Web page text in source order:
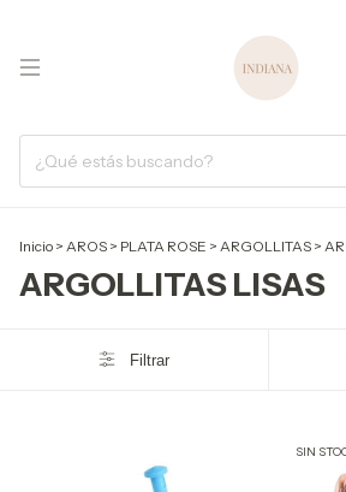
Inicio > AROS > PLATA ROSE > ARGOLLITAS >
ARGOLLITAS LISAS
Filtrar
SIN